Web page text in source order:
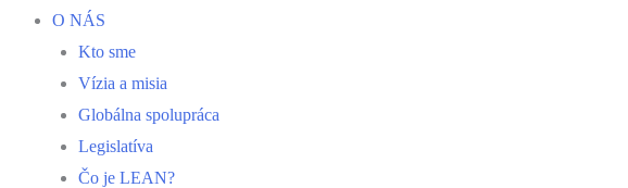
O NÁS
Kto sme
Vízia a misia
Globálna spolupráca
Legislatíva
Čo je LEAN?